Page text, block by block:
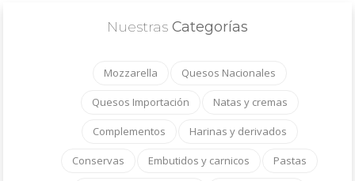
Nuestras Categorías
Mozzarella Quesos Nacionales
Quesos Importación Natas y cremas
Complementos Harinas y derivados
Conservas Embutidos y carnicos Pastas